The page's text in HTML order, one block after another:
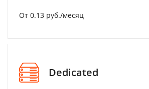
От 0.13 руб./месяц
Dedicated